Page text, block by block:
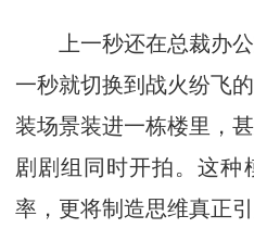
上一秒还在总裁办公
一秒就切换到战火纷飞
装场景装进一栋楼里，
剧剧组同时开拍。这种
率，更将制造思维真正